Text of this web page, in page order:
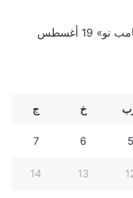
أغسطس
خ ج
5
6
7
13
14